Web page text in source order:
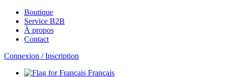
Boutique
Service B2B
À propos
Contact
Connexion / Inscription
Français